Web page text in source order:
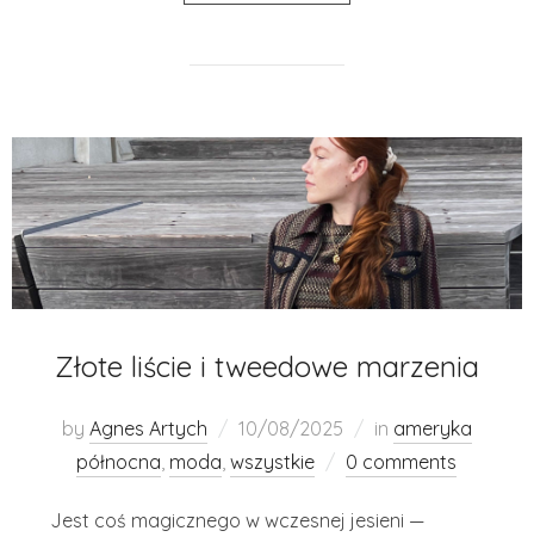
Złote liście i tweedowe marzenia
by Agnes Artych 10/08/2025 in ameryka
północna, moda,wszystkie 0 comments
Jest coś magicznego w wczesnej jesieni —